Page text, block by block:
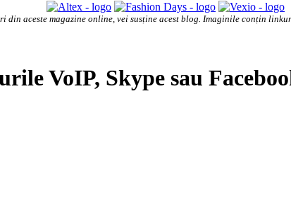
din aceste magazine online, vei susține acest blog. Imaginile conțin
VoIP, Skype sau